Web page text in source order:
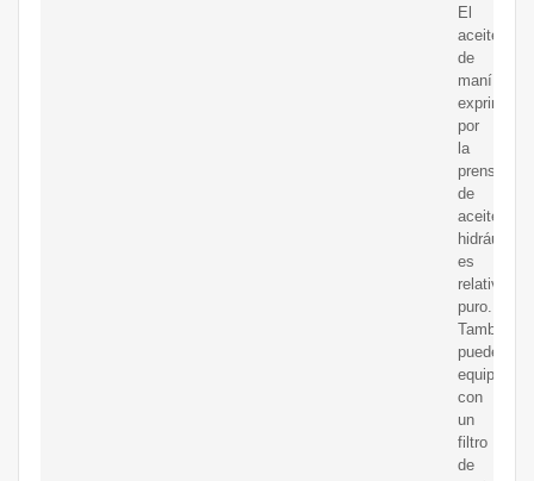
El
aceite
de
maní
exprimido
por
la
prensa
de
aceite
hidráulica
es
puro.
También
puede
equiparse
con
un
filtro
de